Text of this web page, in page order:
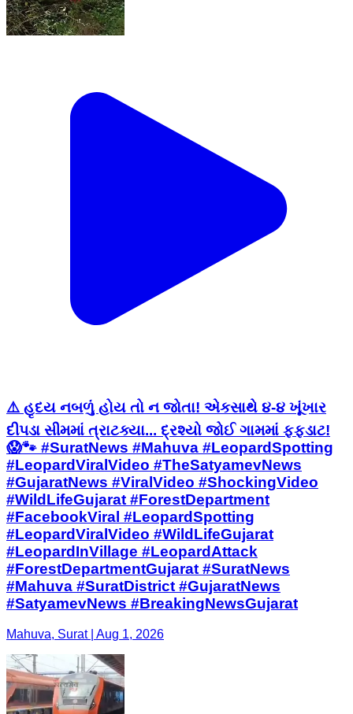
⚠️ હૃદય નબળું હોય તો ન જોતા! એકસાથે ૪-૪ ખૂંખાર
દીપડા સીમમાં ત્રાટક્યા... દ્રશ્યો જોઈ ગામમાં ફફડાટ!
😱🐾 #SuratNews #Mahuva #LeopardSpotting
#LeopardViralVideo #TheSatyamevNews
#GujaratNews #ViralVideo #ShockingVideo
#WildLifeGujarat #ForestDepartment
#FacebookViral ​#LeopardSpotting
#LeopardViralVideo #WildLifeGujarat
#LeopardInVillage #LeopardAttack
#ForestDepartmentGujarat ​#SuratNews
#Mahuva #SuratDistrict #GujaratNews
#SatyamevNews #BreakingNewsGujarat
Mahuva, Surat | Aug 1, 2026